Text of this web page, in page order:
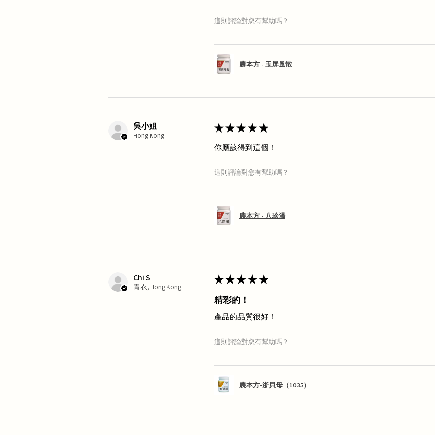
這則評論對您有幫助嗎？
農本方 - 玉屏風散
吳小姐
Hong Kong
★★★★★
你應該得到這個！
這則評論對您有幫助嗎？
農本方 - 八珍湯
Chi S.
青衣, Hong Kong
★★★★★
精彩的！
產品的品質很好！
這則評論對您有幫助嗎？
農本方-浙貝母（1035）